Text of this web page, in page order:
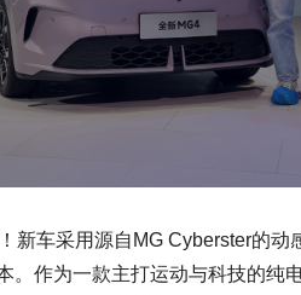
新车采用源自MG Cyberster的动
。作为一款主打运动与科技的纯